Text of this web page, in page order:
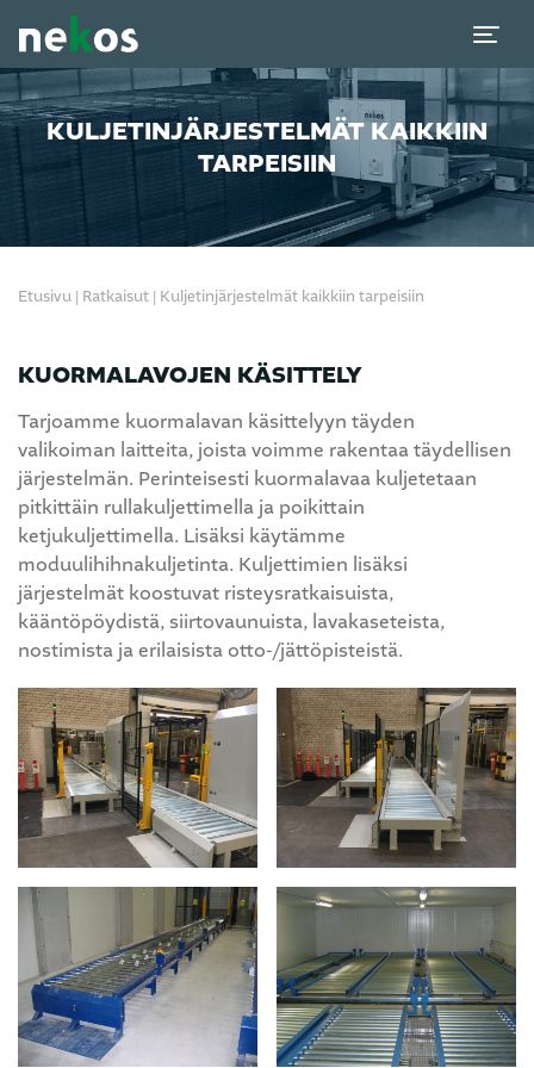
KULJETINJÄRJESTELMÄT KAIKKIIN
TARPEISIIN
Etusivu | Ratkaisut | Kuljetinjärjestelmät kaikkiin tarpeisiin
KUORMALAVOJEN KÄSITTELY
Tarjoamme kuormalavan käsittelyyn täyden
valikoiman laitteita, joista voimme rakentaa täydellisen
järjestelmän. Perinteisesti kuormalavaa kuljetetaan
pitkittäin rullakuljettimella ja poikittain
ketjukuljettimella. Lisäksi käytämme
moduulihihnakuljetinta. Kuljettimien lisäksi
järjestelmät koostuvat risteysratkaisuista,
kääntöpöydistä, siirtovaunuista, lavakaseteista,
nostimista ja erilaisista otto-/jättöpisteistä.